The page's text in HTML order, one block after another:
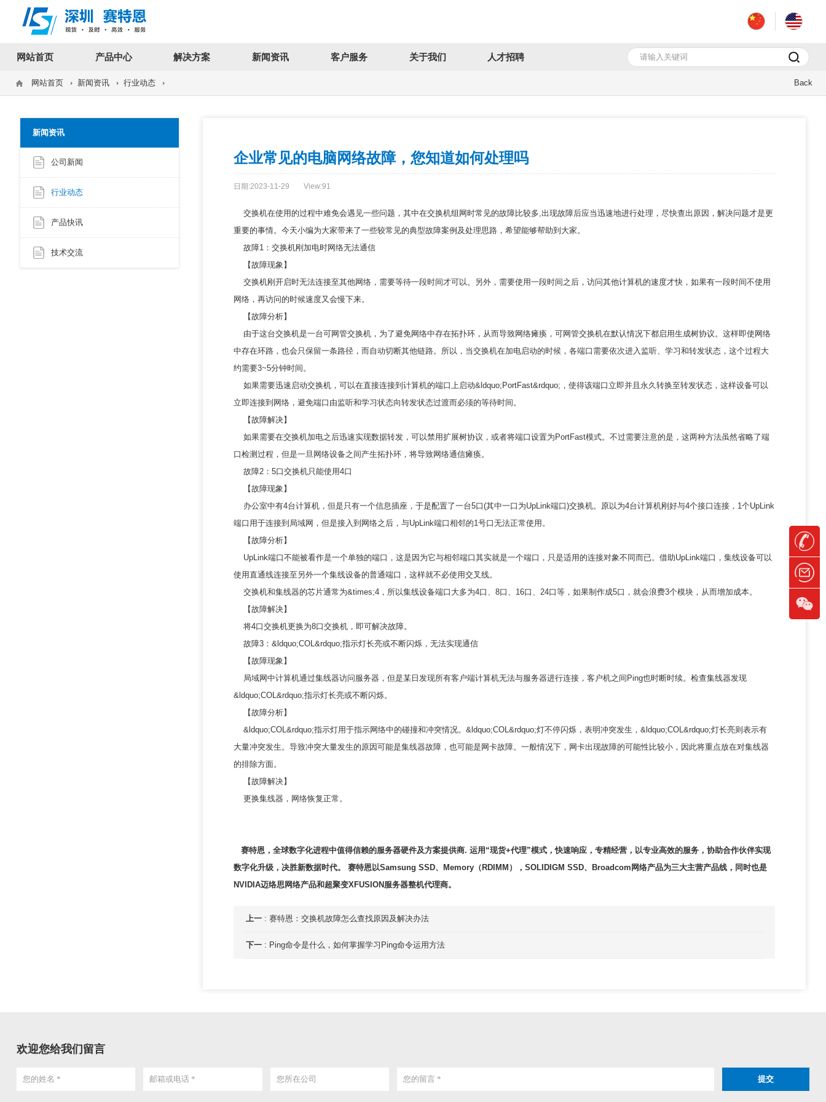
网站首页 产品中心 解决方案 新闻资讯 客户服务 关于我们 人才招聘
Back
网站首页 新闻资讯 行业动态
新闻资讯
公司新闻
行业动态
产品快讯
技术交流
企业常见的电脑网络故障，您知道如何处理吗
日期:2023-11-29 View:91
交换机在使用的过程中难免会遇见一些问题，其中在交换机组网时常见的故障比较多,出现故障后应当迅速地进行处理，尽快查出原因，解决问题才是更
重要的事情。今天小编为大家带来了一些较常见的典型故障案例及处理思路，希望能够帮助到大家。
故障1：交换机刚加电时网络无法通信
【故障现象】
交换机刚开启时无法连接至其他网络，需要等待一段时间才可以。另外，需要使用一段时间之后，访问其他计算机的速度才快，如果有一段时间不使用
网络，再访问的时候速度又会慢下来。
【故障分析】
由于这台交换机是一台可网管交换机，为了避免网络中存在拓扑环，从而导致网络瘫痪，可网管交换机在默认情况下都启用生成树协议。这样即使网络
中存在环路，也会只保留一条路径，而自动切断其他链路。所以，当交换机在加电启动的时候，各端口需要依次进入监听、学习和转发状态，这个过程大
约需要3~5分钟时间。
如果需要迅速启动交换机，可以在直接连接到计算机的端口上启动&ldquo;PortFast&rdquo;，使得该端口立即并且永久转换至转发状态，这样设备可以
立即连接到网络，避免端口由监听和学习状态向转发状态过渡而必须的等待时间。
【故障解决】
如果需要在交换机加电之后迅速实现数据转发，可以禁用扩展树协议，或者将端口设置为PortFast模式。不过需要注意的是，这两种方法虽然省略了端
口检测过程，但是一旦网络设备之间产生拓扑环，将导致网络通信瘫痪。
故障2：5口交换机只能使用4口
【故障现象】
办公室中有4台计算机，但是只有一个信息插座，于是配置了一台5口(其中一口为UpLink端口)交换机。原以为4台计算机刚好与4个接口连接，1个UpLink
端口用于连接到局域网，但是接入到网络之后，与UpLink端口相邻的1号口无法正常使用。
【故障分析】
UpLink端口不能被看作是一个单独的端口，这是因为它与相邻端口其实就是一个端口，只是适用的连接对象不同而已。借助UpLink端口，集线设备可以
使用直通线连接至另外一个集线设备的普通端口，这样就不必使用交叉线。
交换机和集线器的芯片通常为&times;4，所以集线设备端口大多为4口、8口、16口、24口等，如果制作成5口，就会浪费3个模块，从而增加成本。
【故障解决】
将4口交换机更换为8口交换机，即可解决故障。
故障3：&ldquo;COL&rdquo;指示灯长亮或不断闪烁，无法实现通信
【故障现象】
局域网中计算机通过集线器访问服务器，但是某日发现所有客户端计算机无法与服务器进行连接，客户机之间Ping也时断时续。检查集线器发现
&ldquo;COL&rdquo;指示灯长亮或不断闪烁。
【故障分析】
&ldquo;COL&rdquo;指示灯用于指示网络中的碰撞和冲突情况。&ldquo;COL&rdquo;灯不停闪烁，表明冲突发生，&ldquo;COL&rdquo;灯长亮则表示有
大量冲突发生。导致冲突大量发生的原因可能是集线器故障，也可能是网卡故障。一般情况下，网卡出现故障的可能性比较小，因此将重点放在对集线器
的排除方面。
【故障解决】
更换集线器，网络恢复正常。
赛特恩，全球数字化进程中值得信赖的服务器硬件及方案提供商. 运用“现货+代理”模式，快速响应，专精经营，以专业高效的服务，协助合作伙伴实现
数字化升级，决胜新数据时代。 赛特恩以Samsung SSD、Memory（RDIMM），SOLIDIGM SSD、Broadcom网络产品为三大主营产品线，同时也是
NVIDIA迈络思⽹络产品和超聚变XFUSION服务器整机代理商。
上一 :赛特恩：交换机故障怎么查找原因及解决办法
下一 : Ping命令是什么，如何掌握学习Ping命令运用方法
欢迎您给我们留言